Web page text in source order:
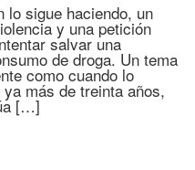
lo sigue haciendo, un
y una petición
salvar una
de droga. Un tema
como cuando lo
más de treinta años,
[…]